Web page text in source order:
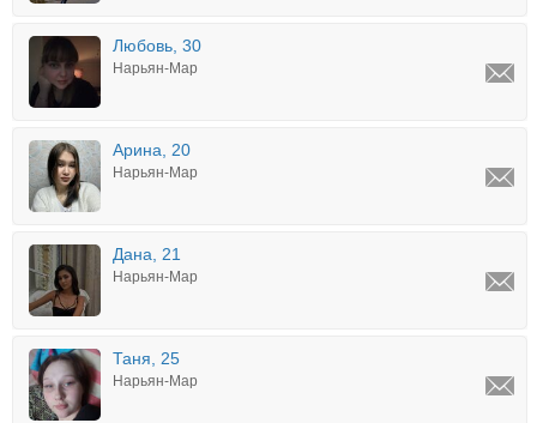
Любовь, 30
Нарьян-Мар
Арина, 20
Нарьян-Мар
Дана, 21
Нарьян-Мар
Таня, 25
Нарьян-Мар